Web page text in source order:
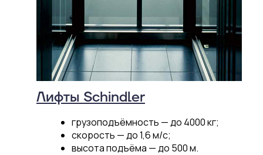
Лифты Schindler
грузоподъёмность — до 4000 кг;
скорость — до 1,6 м/c;
высота подъёма — до 500 м.